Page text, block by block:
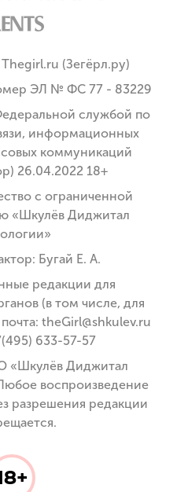
(Зегёрл.ру)
ЭЛ № ФС 77 - 83229
службой по
информационных
коммуникаций
26.04.2022 18+
с ограниченной
«Шкулёв Диджитал
Бугай Е. А.
редакции для
(в том числе, для
theGirl@shkulev.ru
633-57-57
«Шкулёв Диджитал
воспроизведение
разрешения редакции